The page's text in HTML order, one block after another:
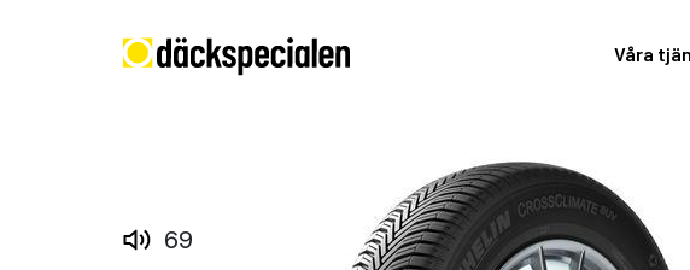
Våra
69